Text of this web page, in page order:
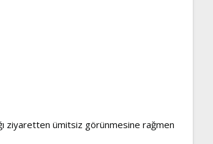
ziyaretten ümitsiz görünmesine rağmen